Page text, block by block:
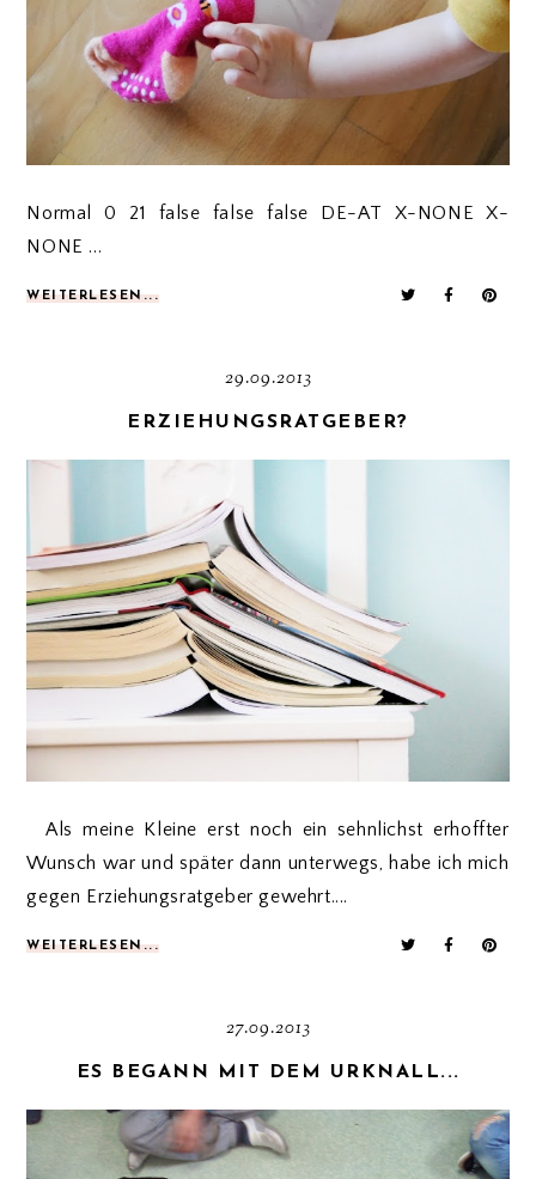
Normal 0 21 false false false DE-AT X-NONE X-
NONE ...
WEITERLESEN...
29.09.2013
ERZIEHUNGSRATGEBER?
Als meine Kleine erst noch ein sehnlichst erhoffter
Wunsch war und später dann unterwegs, habe ich mich
gegen Erziehungsratgeber gewehrt....
WEITERLESEN...
27.09.2013
ES BEGANN MIT DEM URKNALL...